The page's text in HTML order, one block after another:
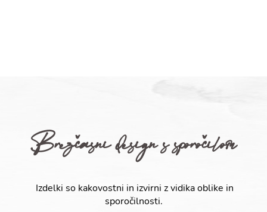
Brezčasni design s sporočilom
Izdelki so kakovostni in izvirni z vidika oblike in
sporočilnosti.